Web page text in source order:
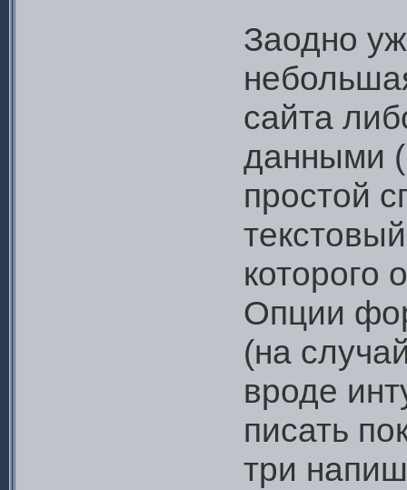
Заодно
сайта
данными
простой
которого
Опции
(на
вроде
писать
три